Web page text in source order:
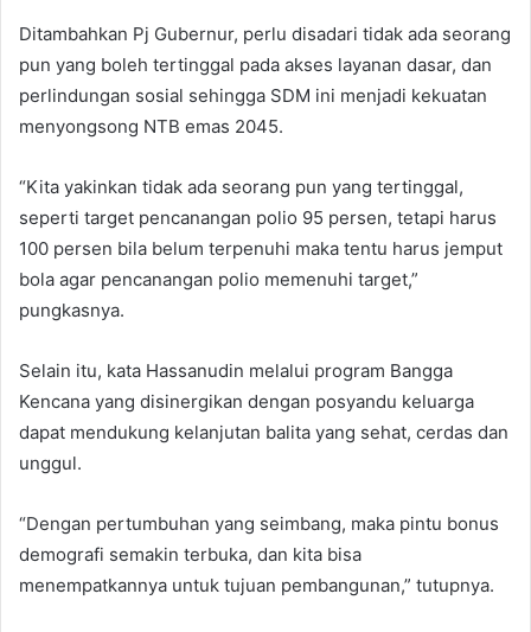
Ditambahkan Pj Gubernur, perlu disadari tidak ada seorang
pun yang boleh tertinggal pada akses layanan dasar, dan
perlindungan sosial sehingga SDM ini menjadi kekuatan
menyongsong NTB emas 2045.
“Kita yakinkan tidak ada seorang pun yang tertinggal,
seperti target pencanangan polio 95 persen, tetapi harus
100 persen bila belum terpenuhi maka tentu harus jemput
bola agar pencanangan polio memenuhi target,”
pungkasnya.
Selain itu, kata Hassanudin melalui program Bangga
Kencana yang disinergikan dengan posyandu keluarga
dapat mendukung kelanjutan balita yang sehat, cerdas dan
unggul.
“Dengan pertumbuhan yang seimbang, maka pintu bonus
demografi semakin terbuka, dan kita bisa
menempatkannya untuk tujuan pembangunan,” tutupnya.